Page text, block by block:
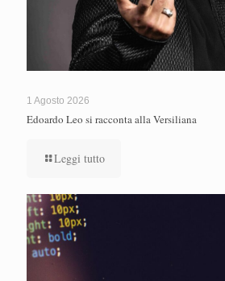
1 Agosto 2026
Edoardo Leo si racconta alla Versiliana
Leggi tutto